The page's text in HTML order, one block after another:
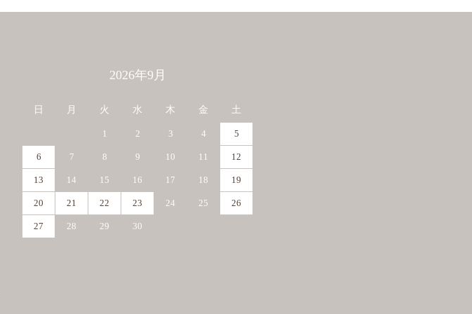
2026年9月
日 月 火 水 木 金 土
1 2 3 4 5
6 7 8 9 10 11 12
13 14 15 16 17 18 19
20 21 22 23 24 25 26
27 28 29 30